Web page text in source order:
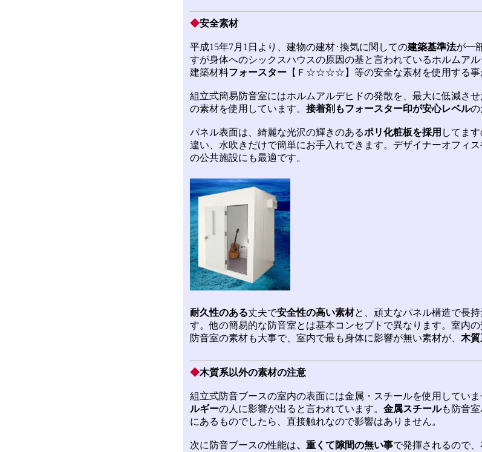
◆安全素材
平成15年7月1日より、建物の建材･換気に関しての建築基準法が一
すが身体へのシックスハウスの原因の基と言われているホルムアル
建築材料フォースター 【Ｆ☆☆☆☆】等の安全な素材を使用する事
組立式簡易防音室にはホルムアルデヒドの発散を、最大に低減させ
の素材を使用しています。 接着剤もフォースター印が安心レベルの
パネル表面は、綺麗な光沢の輝きのあるポリ化粧板を採用 してま
違い、水吹きだけで簡単にお手入れできます。デザイナーオフィ
の公共施設にも最適です。
耐久性のある丈夫で安全性の高い素材と、頑丈なパネル構造で長
す。他の簡易的な防音室とは基本コンセプトで異なります。室内
防音室の素材も大事で、室内で最も身体に影響が無い素材が、 木質
◆木質系以外の素材の注意
組立式防音ブースの室内の表面には金属・スチールを使用してい
ルギーの人に影響が出ると言われています。 金属スチールも防音
にあるものでしたら、直接触れなので影響はありません。
次に防音ブースの性能は、重くて隙間の無い事で発揮されるので